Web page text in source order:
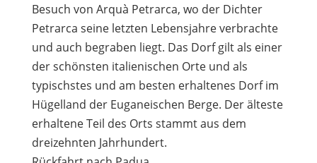
Besuch von Arquà Petrarca, wo der Dichter
Petrarca seine letzten Lebensjahre verbrachte
und auch begraben liegt. Das Dorf gilt als einer
der schönsten italienischen Orte und als
typischstes und am besten erhaltenes Dorf im
Hügelland der Euganeischen Berge. Der älteste
erhaltene Teil des Orts stammt aus dem
dreizehnten Jahrhundert.